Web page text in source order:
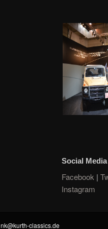
Social Media
Facebook |
Instagram
nk@kurth-classics.de